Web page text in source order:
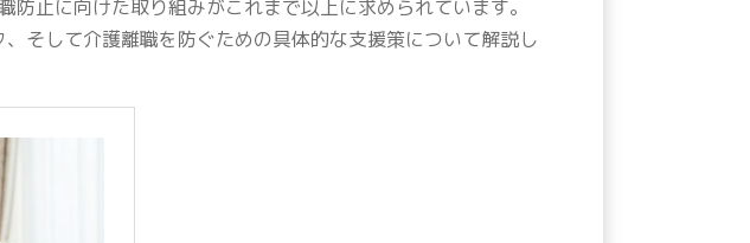
止に向けた取り組みがこれまで以上に求められています。
そして介護離職を防ぐための具体的な支援策について解説し